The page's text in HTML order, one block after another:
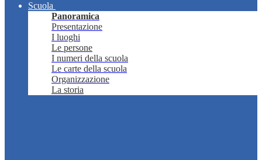
Scuola
Panoramica
Presentazione
I luoghi
Le persone
I numeri della scuola
Le carte della scuola
Organizzazione
La storia